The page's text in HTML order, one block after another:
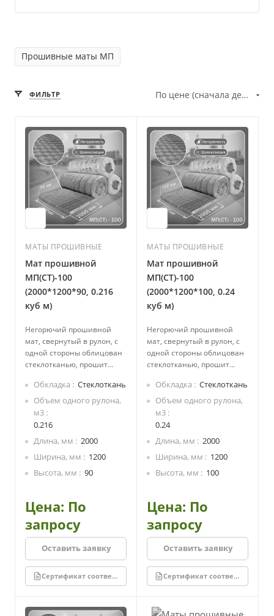
Прошивные маты МП
ФИЛЬТР По цене (сначала дешёвые)
МАТЫ ПРОШИВНЫЕ
Мат прошивной
МП(СТ)-100
(2000*1200*90, 0.216
куб м)
Негорючий прошивной
мат, свернутый в рулон, с
одной стороны облицован
стеклотканью, прошит
Производится из каменной
ваты на основе
базальтовых пород.
Экологически безопасный,
Стеклоткань придает
дополнительно защитные
свойства для утеплителя и
конструкции.
Обкладка
Стеклоткань
Объем одного рулона,
м3
0.216
Длина, мм
2000
Ширина, мм
1200
Высота, мм
90
Цена: По
запросу
Оставить заявку
Сертификат соответствия
МАТЫ ПРОШИВНЫЕ
Мат прошивной
МП(СТ)-100
(2000*1200*100, 0.24
куб м)
Негорючий прошивной
мат, свернутый в рулон, с
одной стороны облицован
стеклотканью, прошит
Производится из каменной
ваты на основе
базальтовых пород.
Экологически безопасный,
Стеклоткань придает
дополнительно защитные
свойства для утеплителя и
конструкции.
Обкладка
Стеклоткань
Объем одного рулона,
м3
0.24
Длина, мм
2000
Ширина, мм
1200
Высота, мм
100
Цена: По
запросу
Оставить заявку
Сертификат соответствия